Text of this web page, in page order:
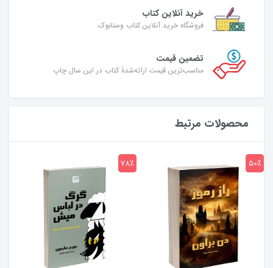
خرید آنلاین کتاب
فروشگاه خرید آنلاین کتاب وستابوک
تضمین قیمت
مناسب‌ترین قیمت ارائه‌شدۀ کتاب در این سال چاپ
محصولات مرتبط
50٪ 78٪